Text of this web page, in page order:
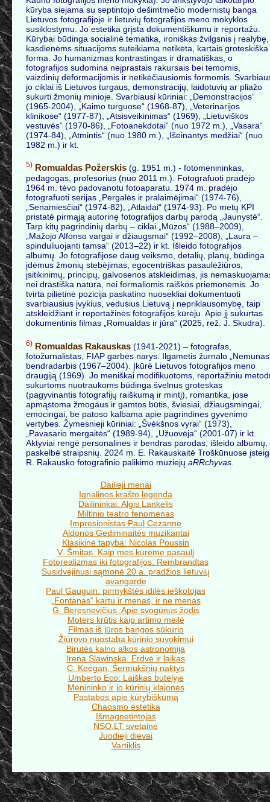
kūryba siejama su septintojo dešimtmečio modernistų banga
Lietuvos fotografijoje ir lietuvių fotografijos meno mokyklos
susiklostymu. Jo estetika grįsta dokumentiškumu ir reportažu.
Kūrybai būdinga socialinė tematika, ironiškas žvilgsnis į realybę,
kasdienėms situacijoms suteikiama netikėta, kartais groteskiška
forma. Jo humanizmas kontrastingas ir dramatiškas, o
fotografijos sudomina neįprastais rakursais bei temomis,
vaizdinių deformacijomis ir netikėčiausiomis formomis.
jo ciklai iš Lietuvos turgaus, demonstracijų, laidotuvių ar pliažo
sukurti žmonių minioje. Svarbiausi kūriniai: „Demonstracijos“
(1965-2004), „Kaimo turguose“ (1968-87), „Veterinarijos
klinikose“ (1977-87), „Atsisveikinimas“ (1969), „Lietuviškos
vestuvės“ (1970-86), „Fotoanekdotai“ (nuo 1972 m.), „Vasara“
(1974-84), „Atmintis“ (nuo 1980 m.), „Išeinantys medžiai“ (nuo
1982 m.) ir kt.
5) Romualdas Požerskis (g. 1951 m.) - fotomenininkas,
pedagogas, profesorius (nuo 2011 m.). Fotografuoti pradėjo
1964 m. tėvo padovanotu fotoaparatu. 1974 m. pradėjo
fotografuoti serijas „Pergalės ir pralaimėjimai“ (1974-76),
„Senamiesčiai“ (1974-82), „Atlaidai“ (1974-93). Po metų KPI
pristatė pirmąją autorinę fotografijos darbų parodą „Jaunystė“.
Tarp kitų pagrindinių darbų – ciklai „Mūzos“ (1988–2009),
„Mažojo Alfonso vargai ir džiaugsmai“ (1992–2008), „Laura –
spinduliuojanti tamsa“ (2013–22) ir kt. Išleido fotografijos
albumų. Jo fotografijose daug veiksmo, detalių, planų, būdinga
įdėmus žmonių stebėjimas, egocentriškas pasaulėžiūros,
įsitikinimų, principų, galvosenos atskleidimas, jis
nei drastiška natūra, nei formaliomis raiškos priemonėmis. Jo
tvirta pilietinė pozicija paskatino nuosekliai dokumentuoti
svarbiausius įvykius, vedusius Lietuvą į nepriklausomybę, taip
atskleidžiant ir reportažinės fotografijos kūrėju. Apie jį sukurtas
dokumentinis filmas „Romualdas ir jūra“ (2025, rež. J. Skudra).
6) Romualdas Rakauskas (1941-2021) – fotografas,
fotožurnalistas, FIAP garbės narys. Ilgametis žurnalo
bendradarbis (1967–2004). Įkūrė Lietuvos fotografijos meno
draugiją (1969). Jo meniškai modifikuotoms, reportažiniu
sukurtoms nuotraukoms būdinga švelnus groteskas
(pagyvinantis fotografijų raiškumą ir mintį), romantika, jose
apmąstoma žmogaus ir gamtos būtis, šviesiai, džiaugsmingai,
emocingai, be patoso kalbama apie pagrindines gyvenimo
vertybes. Žymesnieji kūriniai: „Švėkšnos vyrai“ (1973),
„Pavasario mergaitės“ (1989-94), „Užuovėja“ (2001-07) ir kt.
Aktyviai rengė personalines ir bendras parodas, išleido albumų,
paskelbė straipsnių. 2024 m. E. Rakauskaitė Troškūnuose
R. Rakausko fotografinio palikimo muziejų aRRchyvas
Dailieji menai
Ignalinos krašto legenda
Dailininkai: Algis Lankelis
Miltinio teatro fenomenas
Impresionistas Paul Cezanne
Aldonos Gediminaitės muzikantai
Klasikinė tapyba: Nicolas Poussin
V. Šmitas. Kaip mes kūrėme pasaulį
Fotorealizmas iki fotografijos: Rembrandtas
Susidvejinusi sąmonė 20 a. pradžios lietuvių
avangarde
Paul Gauguin: pirmykštės idilės ieškotojas
„Fontanas“ kartu ir menas, ir ne menas
G. Beresnevičius. Apie svogūnus žodis
Moters krūtis kaip artimo meilė
Filmas iš jūros bangos sūkurio
Žiūrovo nuostaba kūrinio suvokimui
Birutės kalno alkos astronomija
Irena Slawinska. Erdvė ir laikas
C. Keegan. Šermukšnių naktys
Umberto Eco: Laiškas butelyje
Menininko ir jo kūrinių klajonės
Pastabos apie kūrybiškumą
Chaosmo estetika
Išmagnetintojas
NSO.LT svetainė
Juodieji dievai
Vartiklis